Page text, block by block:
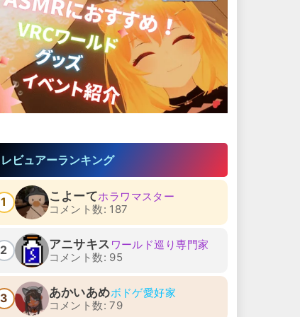
レビュアーランキング
1 こよーてホラワマスター
コメント数: 187
2 アニサキス ワールド巡り専門家
コメント数: 95
3 あかいあめボドゲ愛好家
コメント数: 79